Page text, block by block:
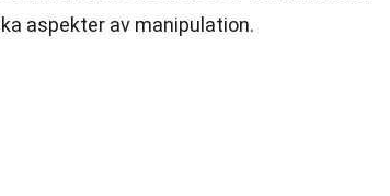
aspekter av manipulation.